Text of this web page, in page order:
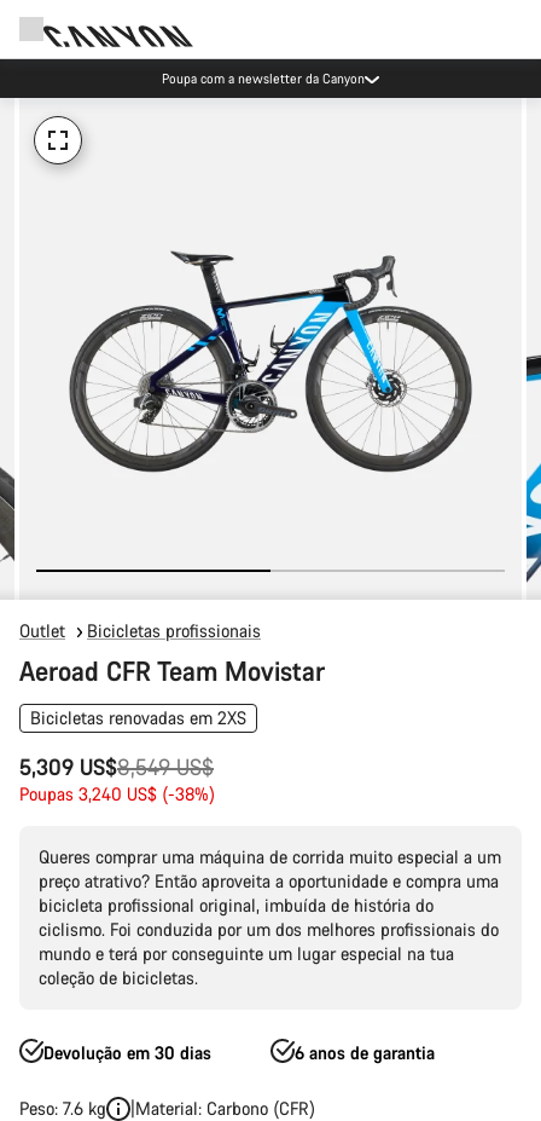
Poupa com a newsletter da Canyon
Outlet Bicicletas profissionais
Aeroad CFR Team Movistar
Bicicletas renovadas em 2XS
5,309 US$
Preço
Original
8,549 US$
Poupas 3,240 US$ (-38%)
Queres comprar uma máquina de corrida muito especial a um
preço atrativo? Então aproveita a oportunidade e compra uma
bicicleta profissional original, imbuída de história do
ciclismo. Foi conduzida por um dos melhores profissionais do
mundo e terá por conseguinte um lugar especial na tua
coleção de bicicletas.
Devolução em 30 dias 6 anos de garantia
Peso: 7.6 kg Material: Carbono (CFR)